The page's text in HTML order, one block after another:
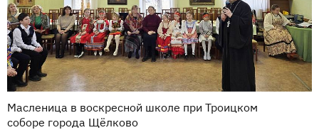
Масленица в воскресной школе при Троицком
соборе города Щёлково